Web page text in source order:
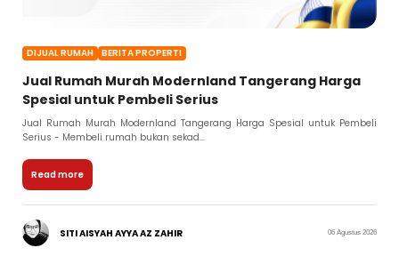
DIJUAL RUMAH BERITA PROPERTI
Jual Rumah Murah Modernland Tangerang Harga
Spesial untuk Pembeli Serius
Jual Rumah Murah Modernland Tangerang Harga Spesial untuk Pembeli
Serius - Membeli rumah bukan sekad...
Read more
SITI AISYAH AYYA AZ ZAHIR 06 Agustus 2026